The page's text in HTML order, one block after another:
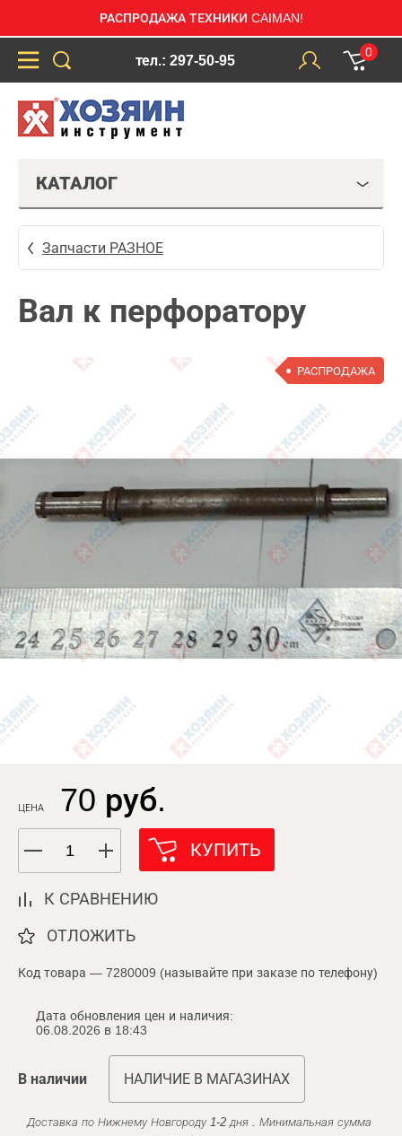
РАСПРОДАЖА ТЕХНИКИ CAIMAN!
тел.: 297-50-95
0
КАТАЛОГ
Запчасти РАЗНОЕ
Вал к перфоратору
РАСПРОДАЖА
ЦЕНА 70 руб.
КУПИТЬ
К СРАВНЕНИЮ
ОТЛОЖИТЬ
Код товара — 7280009 (называйте при заказе по телефону)
Дата обновления цен и наличия:
06.08.2026 в 18:43
В наличии НАЛИЧИЕ В МАГАЗИНАХ
Доставка по Нижнему Новгороду 1-2 дня . Минимальная сумма